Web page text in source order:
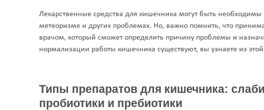
Лекарственные средства для кишечника могут быть
метеоризме и других проблемах. Но, важно помнить, что
врачом, который сможет определить причину проблемы и
нормализации работы кишечника существуют, вы узнаете из этой
Типы препаратов для кишечника:
пробиотики и пребиотики